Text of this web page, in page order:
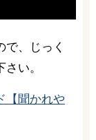
で、じっく
い。
【聞かれや